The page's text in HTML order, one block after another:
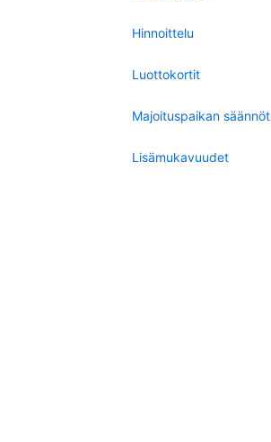
Hinnoittelu
Luottokortit
Majoituspaikan säännöt
Lisämukavuudet